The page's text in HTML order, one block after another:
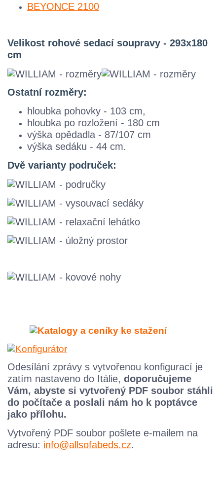
BEYONCE 2100
Velikost rohové sedací soupravy - 293x180
cm
Ostatní rozměry:
hloubka pohovky - 103 cm,
hloubka po rozložení - 180 cm
výška opědadla - 87/107 cm
výška sedáku - 44 cm.
Dvě varianty područek:
Odesílání zprávy s vytvořenou konfigurací je
zatím nastaveno do Itálie, doporučujeme
Vám, abyste si vytvořený PDF soubor stáhli
do počítače a poslali nám ho k poptávce
jako přílohu.
Vytvořený PDF soubor pošlete e-mailem na
adresu: info@allsofabeds.cz.